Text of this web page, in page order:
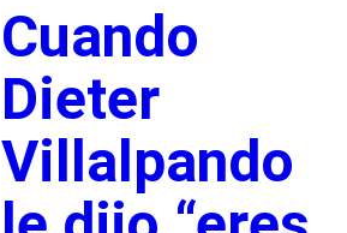
Cuando
Dieter
Villalpando